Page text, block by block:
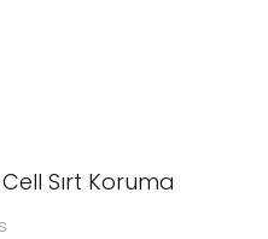
Sırt Koruma